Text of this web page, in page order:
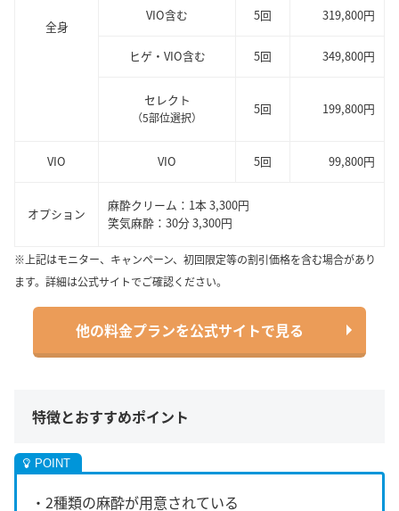
全身
VIO含む 5回 319,800円
ヒゲ・VIO含む 5回 349,800円
セレクト
（5部位選択）
5回 199,800円
VIO VIO 5回 99,800円
オプション
麻酔クリーム：1本 3,300円
笑気麻酔：30分 3,300円
※上記はモニター、キャンペーン、初回限定等の割引価格を含む場合があり
ます。詳細は公式サイトでご確認ください。
他の料金プランを公式サイトで見る
特徴とおすすめポイント
・2種類の麻酔が用意されている